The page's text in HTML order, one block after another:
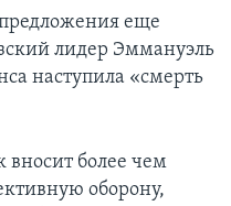
еще
лидер Эммануэль
наступила «смерть
вносит более чем
оборону,